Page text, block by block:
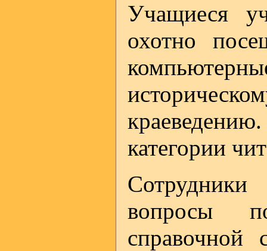
Учащиеся
охотно
категории
вопросы
справочной